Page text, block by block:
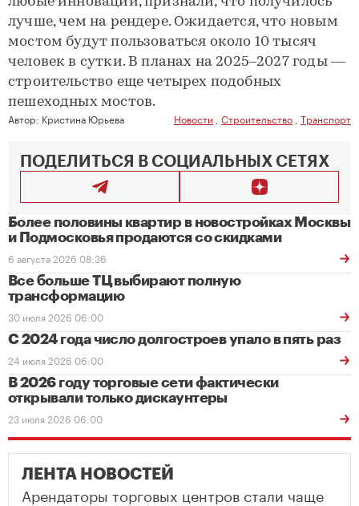
лучше, чем на рендере. Ожидается, что новым
мостом будут пользоваться около 10 тысяч
человек в сутки. В планах на 2025–2027 годы —
строительство еще четырех подобных
пешеходных мостов.
Автор: Кристина Юрьева Новости Строительство Транспорт
ПОДЕЛИТЬСЯ В СОЦИАЛЬНЫХ СЕТЯХ
Более половины квартир в новостройках Москвы
и Подмосковья продаются со скидками
6 августа 2026 08:36
Все больше ТЦ выбирают полную
трансформацию
30 июля 2026 06:00
С 2024 года число долгостроев упало в пять раз
24 июля 2026 06:00
В 2026 году торговые сети фактически
открывали только дискаунтеры
23 июля 2026 06:00
ЛЕНТА НОВОСТЕЙ
Арендаторы торговых центров стали чаще